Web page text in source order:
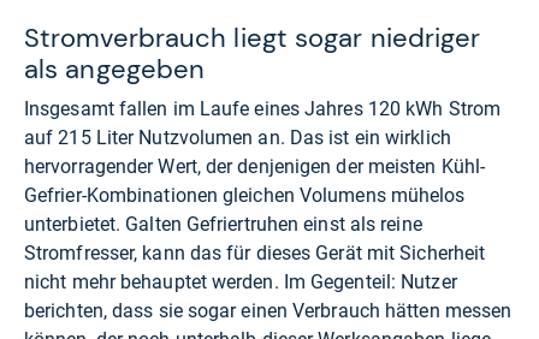
Stromverbrauch liegt sogar niedriger
als angegeben
Insgesamt fallen im Laufe eines Jahres 120 kWh Strom
auf 215 Liter Nutzvolumen an. Das ist ein wirklich
hervorragender Wert, der denjenigen der meisten Kühl-
Gefrier-Kombinationen gleichen Volumens mühelos
unterbietet. Galten Gefriertruhen einst als reine
Stromfresser, kann das für dieses Gerät mit Sicherheit
nicht mehr behauptet werden. Im Gegenteil: Nutzer
berichten, dass sie sogar einen Verbrauch hätten messen